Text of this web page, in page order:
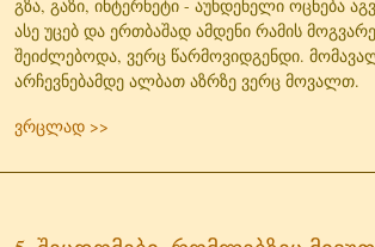
გზა, გაზი, ინტერნეტი - აუხდენელი ოცნება
ასე უცებ და ერთბაშად ამდენი რამის
შეიძლებოდა, ვერც წარმოვიდგენდი.
არჩევნებამდე ალბათ აზრზე ვერც მოვალთ.
ვრცლად >>